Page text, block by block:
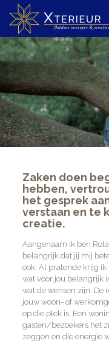
Zaken doen
hebben,
het gesprek
verstaan en te
creatie.
Aangenaam ik ben
belangrijk dat jij mij
ook. Al pratende krijg
wat voor jou belangrijk
wat de wensen zijn. De
jouw woon- of
op die plek is. Een
gasten/bezoekers het
zeggen en die energie